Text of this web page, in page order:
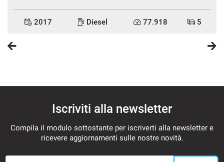
2017 Diesel 77.918 5
Iscriviti alla newsletter
Compila il modulo sottostante per iscriverti alla newsletter e
ricevere aggiornamenti sulle nostre novità.